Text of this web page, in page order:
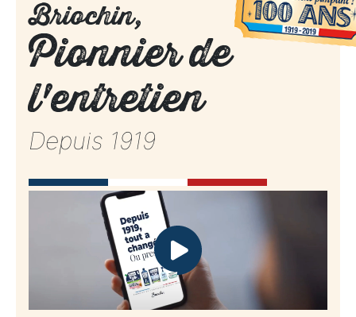
Briochin,
Pionnier de
l'entretien
Depuis 1919